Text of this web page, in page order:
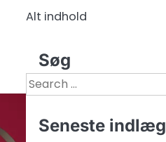
Alt indhold
Søg
Search
for:
Seneste indlæg